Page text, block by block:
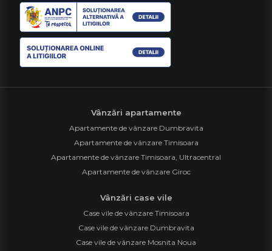
Vânzări apartamente
Apartamente de vânzare Dumbravita
Apartamente de vânzare Timisoara
Apartamente de vânzare Timisoara, Ultracentral
Apartamente de vânzare Giroc
Vânzări case vile
Case vile de vânzare Timisoara
Case vile de vânzare Dumbravita
Case vile de vânzare Mosnita Noua